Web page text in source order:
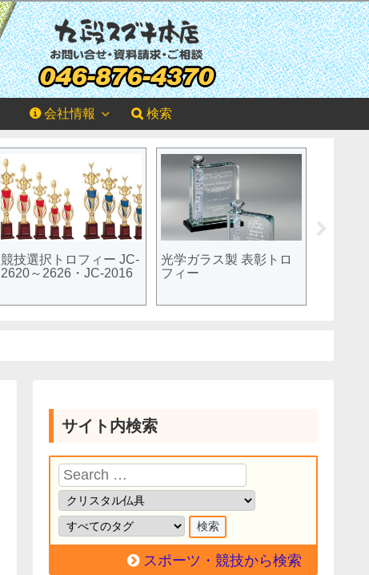
会社情報 検索
競技選択トロフィー JC-
2620～2626・JC-2016
光学ガラス製 表彰トロ
フィー
サイト内検索
スポーツ・競技から検索